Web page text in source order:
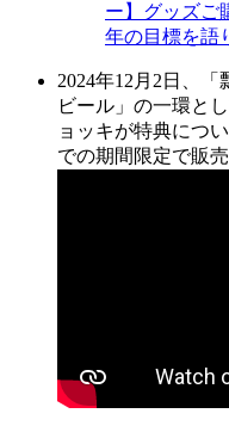
ー】グッズご
年の目標を語
2024年12月2日、「
ビール」の一環と
ョッキが特典につ
での期間限定で販売